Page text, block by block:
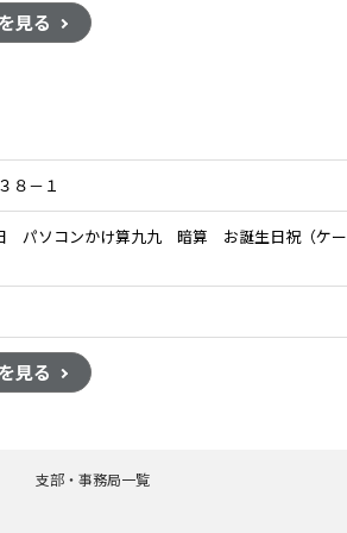
見る
８－１
パソコンかけ算九九 暗算 お誕生日祝（ケー
見る
支部・事務局一覧